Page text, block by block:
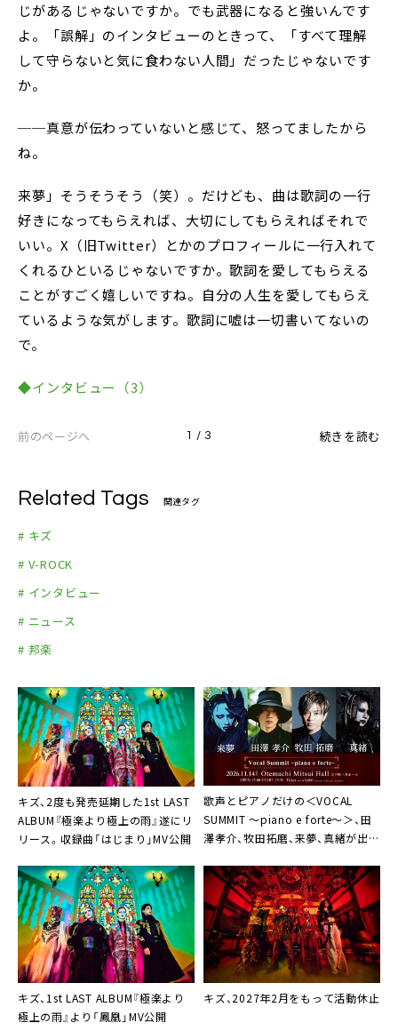
じがあるじゃないですか。でも武器になると強いんです
よ。「誤解」のインタビューのときって、「すべて理解
して守らないと気に食わない人間」だったじゃないです
か。
──真意が伝わっていないと感じて、怒ってましたから
ね。
来夢」そうそうそう（笑）。だけども、曲は歌詞の一行
好きになってもらえれば、大切にしてもらえればそれで
いい。X（旧Twitter）とかのプロフィールに一行入れて
くれるひといるじゃないですか。歌詞を愛してもらえる
ことがすごく嬉しいですね。自分の人生を愛してもらえ
ているような気がします。歌詞に嘘は一切書いてないの
で。
◆インタビュー（3）
前のページへ 1 / 3 続きを読む
Related Tags 関連タグ
# キズ
# V-ROCK
# インタビュー
# ニュース
# 邦楽
キズ、2度も発売延期した1st LAST
ALBUM『極楽より極上の雨』遂にリ
リース。収録曲「はじまり」MV公開
歌声とピアノだけの＜VOCAL
SUMMIT ～piano e forte～＞、田
澤孝介、牧田拓磨、来夢、真緒が出演
キズ、1st LAST ALBUM『極楽より
極上の雨』より「鳳凰」MV公開
キズ、2027年2月をもって活動休止